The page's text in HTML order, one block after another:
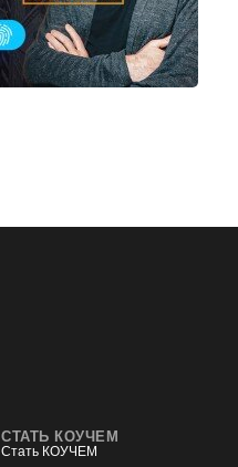
СТАТЬ КОУЧЕМ
Стать КОУЧЕМ